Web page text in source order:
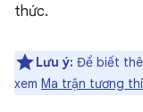
thức.
Lưu ý: Để biết
xem Ma trận tương